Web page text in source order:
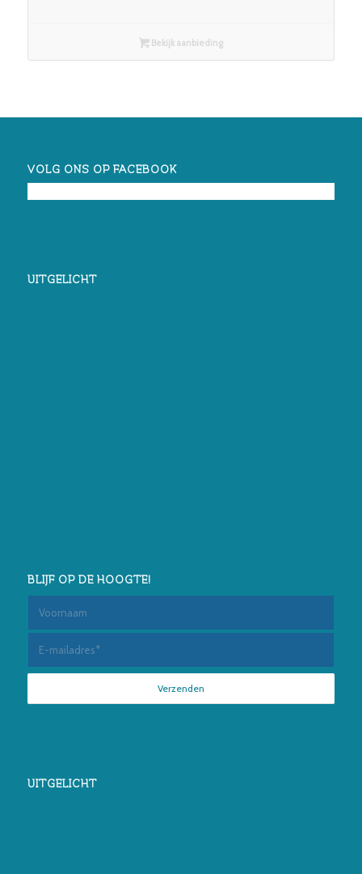
Bekijk aanbieding
VOLG ONS OP FACEBOOK
UITGELICHT
BLIJF OP DE HOOGTE!
UITGELICHT